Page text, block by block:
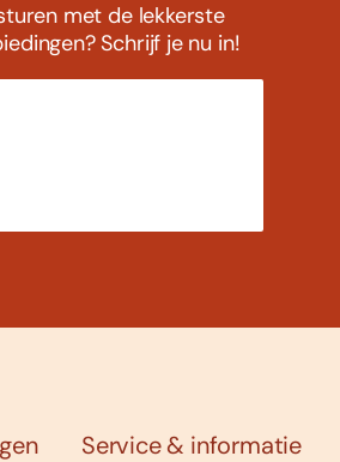
met de lekkerste
Schrijf je nu in!
Service & informatie